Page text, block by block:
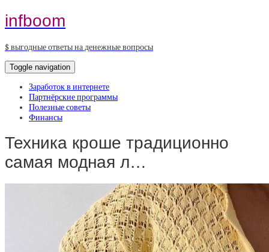
infboom
$ выгодные ответы на денежные вопросы
Toggle navigation
Заработок в интернете
Партнёрские программы
Полезные советы
Финансы
Техника кроше традиционно
самая модная л…